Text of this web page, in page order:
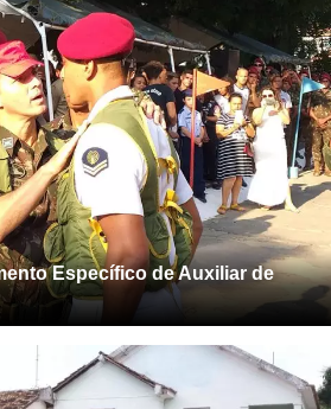
Específico de Auxiliar de